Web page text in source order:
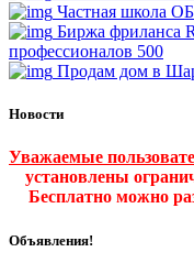
Частная
Биржа фриланса
профессионалов 500
Продам дом в
Новости
Уважаемые
установлены
Бесплатно можно
Объявления!